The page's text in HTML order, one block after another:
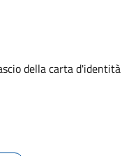
della carta